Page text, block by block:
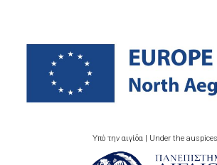
Υπό την αιγίδα | Under the